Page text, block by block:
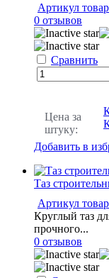
Артикул
0 отзывов
Сравнить
Цена за
штуку:
Добавить в
Таз
Артикул
Круглый таз
прочного...
0 отзывов